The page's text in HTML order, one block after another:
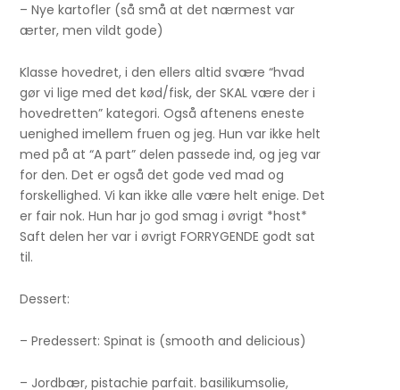
– Nye kartofler (så små at det nærmest var
ærter, men vildt gode)
Klasse hovedret, i den ellers altid svære “hvad
gør vi lige med det kød/fisk, der SKAL være der i
hovedretten” kategori. Også aftenens eneste
uenighed imellem fruen og jeg. Hun var ikke helt
med på at “A part” delen passede ind, og jeg var
for den. Det er også det gode ved mad og
forskellighed. Vi kan ikke alle være helt enige. Det
er fair nok. Hun har jo god smag i øvrigt *host*
Saft delen her var i øvrigt FORRYGENDE godt sat
til.
Dessert:
– Predessert: Spinat is (smooth and delicious)
– Jordbær, pistachie parfait. basilikumsolie,